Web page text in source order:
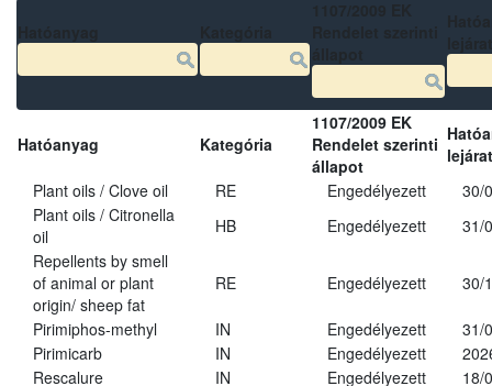
Hatóanyag Kategória
1107/2009 EK
Rendelet szerinti
állapot
Plant oils / Clove oil
RE Engedélyezett
30/
Plant oils / Citronella
oil
HB Engedélyezett
31/
Repellents by smell
of animal or plant
origin/ sheep fat
RE Engedélyezett 30/
Pirimiphos-methyl IN Engedélyezett
31/
Pirimicarb
IN Engedélyezett
Rescalure
IN Engedélyezett
18/